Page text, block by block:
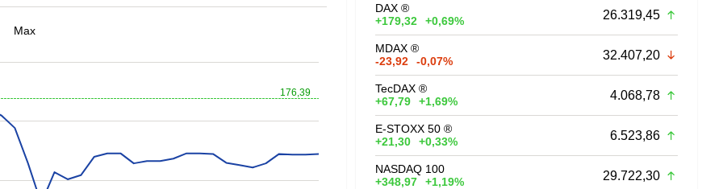
Max
176,39
DAX ®
+179,32
+0,69% 26.319,45
MDAX ®
-23,92
-0,07% 32.407,20
TecDAX ®
+67,79
+1,69% 4.068,78
E-STOXX 50 ®
+21,30
+0,33% 6.523,86
NASDAQ 100
+348,97
+1,19% 29.722,30